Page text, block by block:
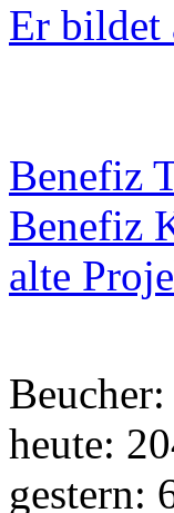
Er bildet
Benefiz
Benefiz
alte
heute:
gestern: